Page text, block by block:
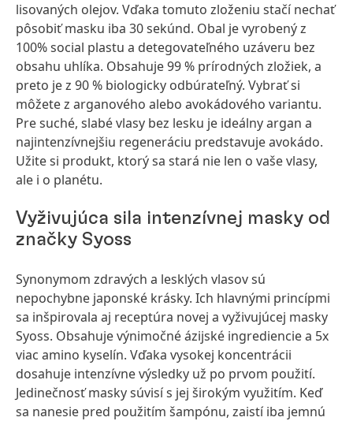
lisovaných olejov. Vďaka tomuto zloženiu stačí nechať
pôsobiť masku iba 30 sekúnd. Obal je vyrobený z
100% social plastu a detegovateľného uzáveru bez
obsahu uhlíka. Obsahuje 99 % prírodných zložiek, a
preto je z 90 % biologicky odbúrateľný. Vybrať si
môžete z arganového alebo avokádového variantu.
Pre suché, slabé vlasy bez lesku je ideálny argan a
najintenzívnejšiu regeneráciu predstavuje avokádo.
Užite si produkt, ktorý sa stará nie len o vaše vlasy,
ale i o planétu.
Vyživujúca sila intenzívnej masky od
značky Syoss
Synonymom zdravých a lesklých vlasov sú
nepochybne japonské krásky. Ich hlavnými princípmi
sa inšpirovala aj receptúra novej a vyživujúcej masky
Syoss. Obsahuje výnimočné ázijské ingrediencie a 5x
viac amino kyselín. Vďaka vysokej koncentrácii
dosahuje intenzívne výsledky už po prvom použití.
Jedinečnosť masky súvisí s jej širokým využitím. Keď
sa nanesie pred použitím šampónu, zaistí iba jemnú